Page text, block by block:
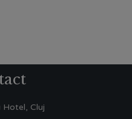
Hotel, Cluj